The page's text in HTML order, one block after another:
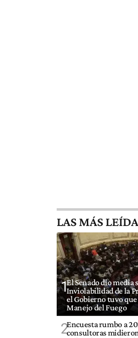
LAS MÁS
1El Senado dio media
Inviolabilidad de la
el Gobierno tuvo que
Manejo del Fuego
2Encuesta rumbo a
consultoras